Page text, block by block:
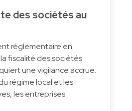
des sociétés au
réglementaire en
fiscalité des sociétés
une vigilance accrue.
régime local et les
les entreprises